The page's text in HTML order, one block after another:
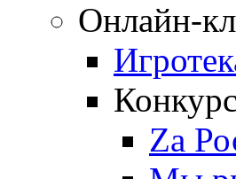
Онлайн-
Zа